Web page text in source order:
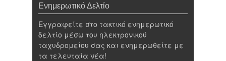
Ενημερωτικό Δελτίο
Εγγραφείτε στο τακτικό ενημερωτικό
δελτίο μέσω του ηλεκτρονικού
ταχυδρομείου σας και ενημερωθείτε με
τα τελευταία νέα!